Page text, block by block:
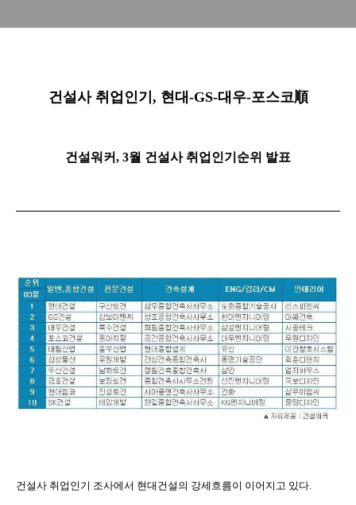
건설사 취업인기, 현대-GS-대우-포스코順
건설워커, 3월 건설사 취업인기순위 발표
건설사 취업인기 조사에서 현대건설의 강세흐름이 이어지고 있다.